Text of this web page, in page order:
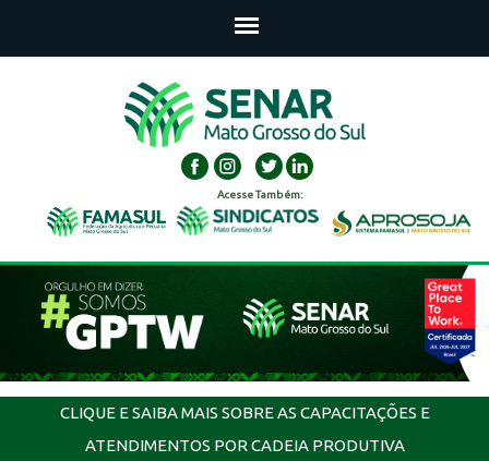
Acesse Também:
CLIQUE E SAIBA MAIS SOBRE AS CAPACITAÇÕES E
ATENDIMENTOS POR CADEIA PRODUTIVA